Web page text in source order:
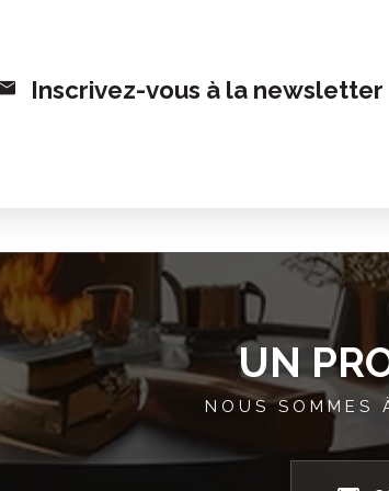
Inscrivez-vous à la newsletter
UN
NOUS SOMMES